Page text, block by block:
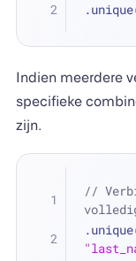
Indien meerdere
specifieke
zijn.
//